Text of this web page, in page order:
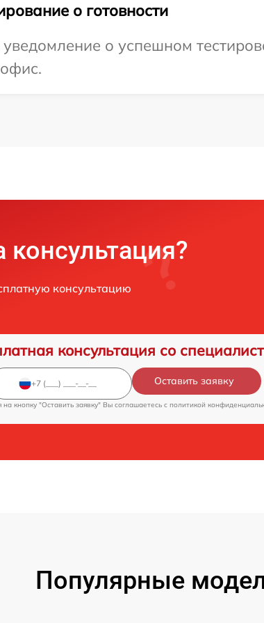
о готовности
о успешном
консультацию
консультация со
Оставить заявку
кнопку "Оставить заявку" Вы соглашаетесь c политикой
Популярные